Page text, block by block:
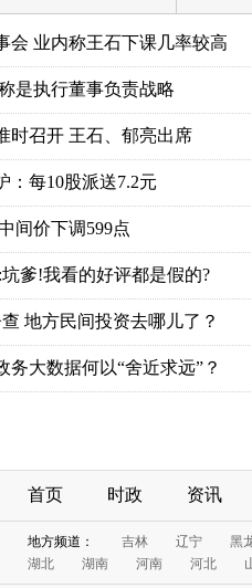
会 业内称王石下课几率较高
是执行董事负责战略
时召开 王石、郁亮出席
：每10股派送7.2元
间价下调599点
爹!我看的好评都是假的?
地方民间投资去哪儿了？
务大数据何以“舍近求远”？
首页 时政 资讯
地方频道： 吉林 辽宁 黑
湖北
湖南 河南 河北